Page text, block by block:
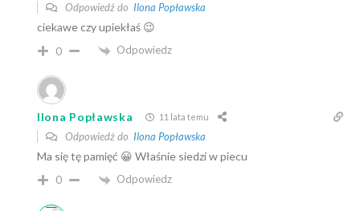
Odpowiedź do Ilona Popławska
ciekawe czy upiekłaś 😉
0 Odpowiedz
Ilona Popławska 11 lata temu
Odpowiedź do Ilona Popławska
Ma się tę pamięć 😀 Właśnie siedzi w piecu
0 Odpowiedz